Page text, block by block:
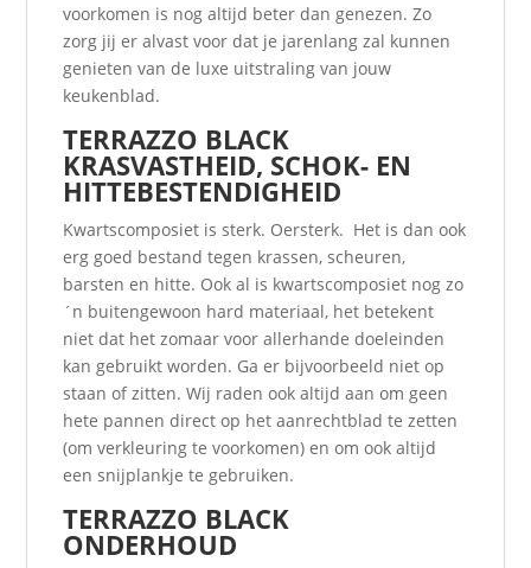
voorkomen is nog altijd beter dan genezen. Zo
zorg jij er alvast voor dat je jarenlang zal kunnen
genieten van de luxe uitstraling van jouw
keukenblad.
TERRAZZO BLACK
KRASVASTHEID, SCHOK- EN
HITTEBESTENDIGHEID
Kwartscomposiet is sterk. Oersterk. Het is dan ook
erg goed bestand tegen krassen, scheuren,
barsten en hitte. Ook al is kwartscomposiet nog zo
´n buitengewoon hard materiaal, het betekent
niet dat het zomaar voor allerhande doeleinden
kan gebruikt worden. Ga er bijvoorbeeld niet op
staan of zitten. Wij raden ook altijd aan om geen
hete pannen direct op het aanrechtblad te zetten
(om verkleuring te voorkomen) en om ook altijd
een snijplankje te gebruiken.
TERRAZZO BLACK
ONDERHOUD